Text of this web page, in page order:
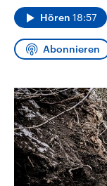
Sendungen
Audio-Archiv
Hören 18:57
Abonnieren